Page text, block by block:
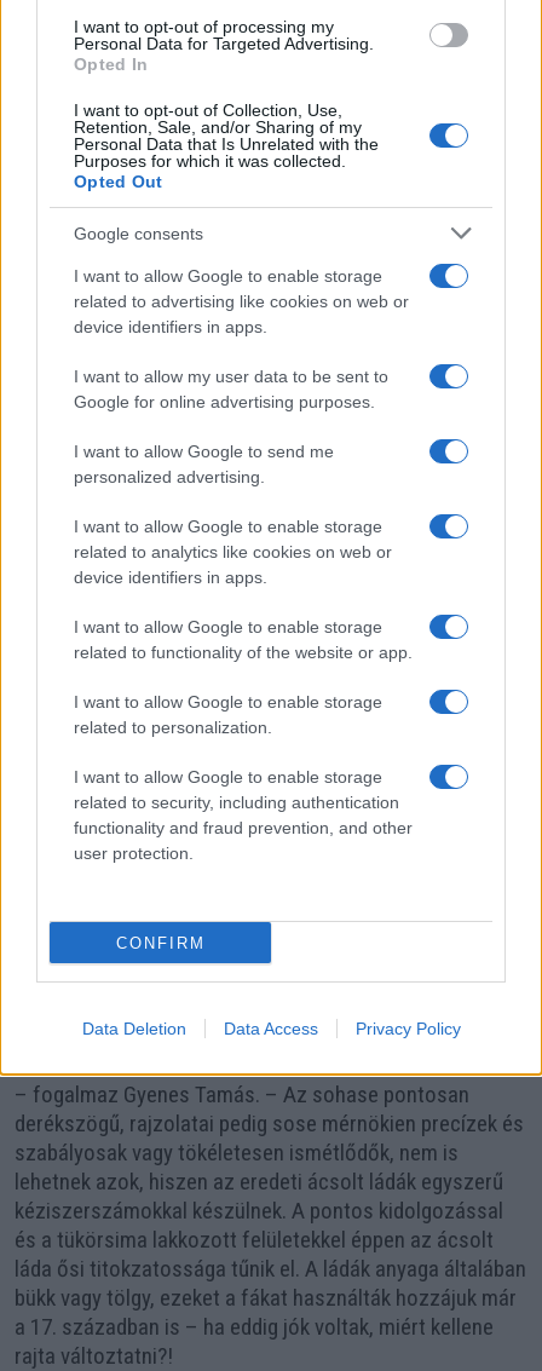
I want to opt-out of processing my
Personal Data for Targeted Advertising.
Opted In
I want to opt-out of Collection, Use,
Retention, Sale, and/or Sharing of my
Personal Data that Is Unrelated with the
Purposes for which it was collected.
Opted Out
Google consents
I want to allow Google to enable storage
related to advertising like cookies on web or
device identifiers in apps.
I want to allow my user data to be sent to
Google for online advertising purposes.
I want to allow Google to send me
personalized advertising.
I want to allow Google to enable storage
related to analytics like cookies on web or
device identifiers in apps.
I want to allow Google to enable storage
related to functionality of the website or app.
I want to allow Google to enable storage
related to personalization.
I want to allow Google to enable storage
related to security, including authentication
functionality and fraud prevention, and other
user protection.
CONFIRM
Data Deletion Data Access Privacy Policy
Tamás hozzáteszi: sok minden lenyűgöző számára az
ácsolt ládában, a felépítése, a rendkívül praktikus
szerkezete, az elkészítése, a díszítése, a rajta látható
motívumok, a jelentésrendszerük – egyszóval a régi
– A fiatal lányok régen maguk varrták, szőtték a
kelengyéjüket, amit az ácsolt ládában gyűjtöttek – meséli
a népi iparművész. – Aztán amikor eljött az esküvő és a
egészet a szekérre, és elvitték az immár újdonsült
feleség új otthonába. Az általam készített, hetven-
hetvenöt centiméter hosszú láda mozgatásához, ha
üres, meglepő módon elég két ember. Ha tele van, akkor
bizony már három-négy emberes. Arégi kelengyésládák
a ládát egész életen át őrizte, ebben volt mindene, s ily
módon identitásképző szerepe is volt.
Az autentikus ácsolt láda készítésében nincsen
semmilyen gépi munka. Alkotója szeget vagy más idegen
anyagból készült alkotórészt sem használ, az egyes
kapcsolja össze.
– A szalagfűrésszel, gyalugépekkel, felsőmaróval
műbútorasztalos-láda, asztalosláda és így tovább. Lehet
– fogalmaz Gyenes Tamás. – Az sohase pontosan
derékszögű, rajzolatai pedig sose mérnökien precízek és
szabályosak vagy tökéletesen ismétlődők, nem is
lehetnek azok, hiszen az eredeti ácsolt ládák egyszerű
kéziszerszámokkal készülnek. A pontos kidolgozással
és a tükörsima lakkozott felületekkel éppen az ácsolt
láda ősi titokzatossága tűnik el. A ládák anyaga általában
bükk vagy tölgy, ezeket a fákat használták hozzájuk már
a 17. században is – ha eddig jók voltak, miért kellene
rajta változtatni?!